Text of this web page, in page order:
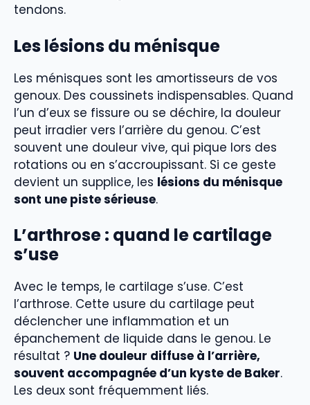
tendons.
Les lésions du ménisque
Les ménisques sont les amortisseurs de vos
genoux. Des coussinets indispensables. Quand
l’un d’eux se fissure ou se déchire, la douleur
peut irradier vers l’arrière du genou. C’est
souvent une douleur vive, qui pique lors des
rotations ou en s’accroupissant. Si ce geste
devient un supplice, les lésions du ménisque
sont une piste sérieuse.
L’arthrose : quand le cartilage
s’use
Avec le temps, le cartilage s’use. C’est
l’arthrose. Cette usure du cartilage peut
déclencher une inflammation et un
épanchement de liquide dans le genou. Le
résultat ? Une douleur diffuse à l’arrière,
souvent accompagnée d’un kyste de Baker.
Les deux sont fréquemment liés.